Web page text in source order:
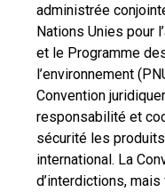
administrée
Nations Unies pour
et le Programme
l’environnement
Convention
responsabilité et
sécurité les
international. La
d’interdictions,